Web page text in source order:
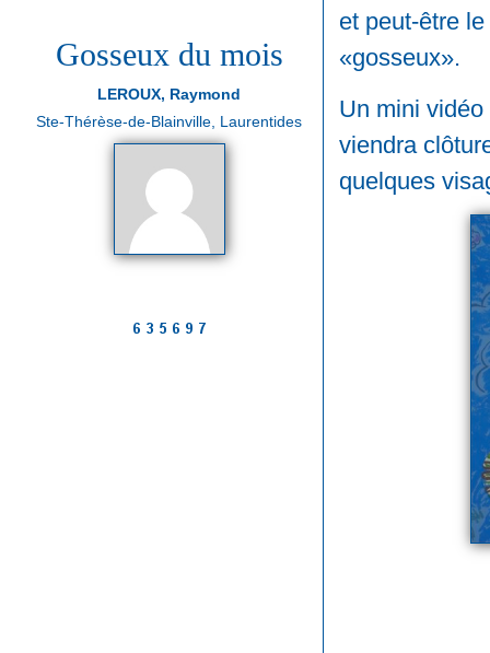
Gosseux du mois
LEROUX, Raymond
Ste-Thérèse-de-Blainville, Laurentides
et peut-être
«gosseux».
Un mini
viendra
quelques